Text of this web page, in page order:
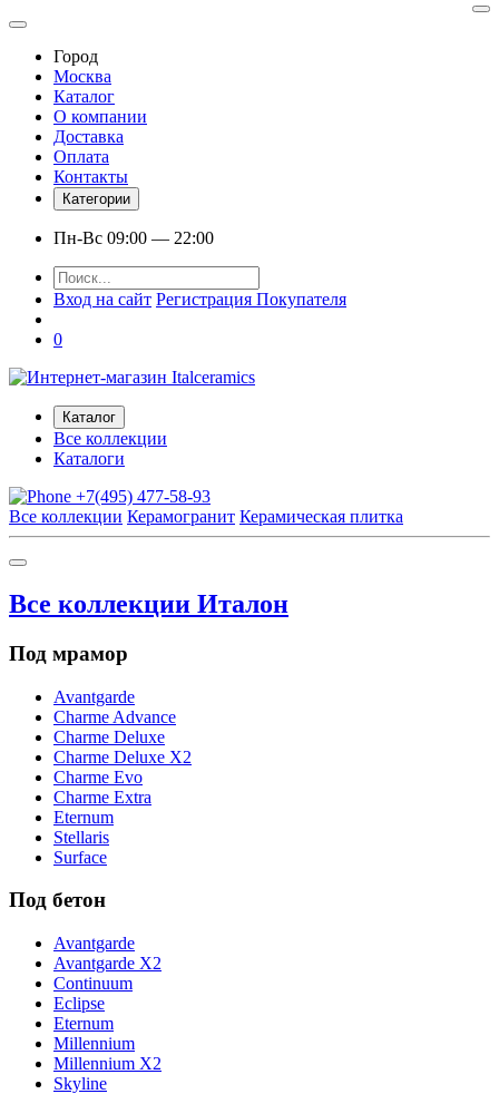
Город
Москва
Каталог
О компании
Доставка
Оплата
Контакты
Категории
Пн-Вс 09:00 — 22:00
Вход на сайт Регистрация Покупателя
0
Каталог
Все коллекции
Каталоги
+7(495) 477-58-93
Все коллекции Керамогранит Керамическая плитка
Все коллекции Италон
Под мрамор
Avantgarde
Charme Advance
Charme Deluxe
Charme Deluxe X2
Charme Evo
Charme Extra
Eternum
Stellaris
Surface
Под бетон
Avantgarde
Avantgarde X2
Continuum
Eclipse
Eternum
Millennium
Millennium X2
Skyline